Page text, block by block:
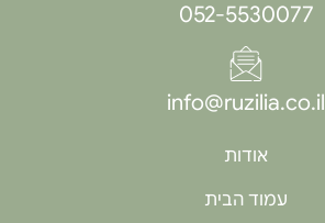
052-5530077
info@ruzilia.co.il
אודות
עמוד הבית